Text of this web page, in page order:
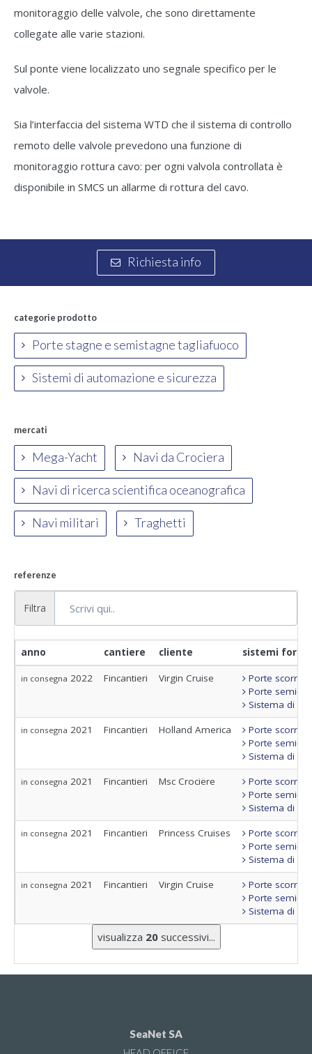
monitoraggio delle valvole, che sono direttamente
collegate alle varie stazioni.
Sul ponte viene localizzato uno segnale specifico per le
valvole.
Sia l’interfaccia del sistema WTD che il sistema di controllo
remoto delle valvole prevedono una funzione di
monitoraggio rottura cavo: per ogni valvola controllata è
disponibile in SMCS un allarme di rottura del cavo.
Richiesta info
categorie prodotto
Porte stagne e semistagne tagliafuoco
Sistemi di automazione e sicurezza
mercati
Mega-Yacht Navi da Crociera
Navi di ricerca scientifica oceanografica
Navi militari Traghetti
referenze
Filtra
anno cantiere cliente sistemi
in consegna 2022 Fincantieri Virgin Cruise
Porte
Porte semi-
Sistema di
in consegna 2021 Fincantieri Holland America
Porte
Porte semi-
Sistema di
in consegna 2021 Fincantieri Msc Crociere
Porte
Porte semi-
Sistema di
in consegna 2021 Fincantieri Princess Cruises
Porte
Porte semi-
Sistema di
in consegna 2021 Fincantieri Virgin Cruise
Porte
Porte semi-
Sistema di
visualizza 20successivi...
SeaNet SA